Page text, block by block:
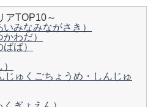
アTOP10～
みなみながさき）
わだ）
ば）
じゅくごちょうめ・しんじゅ